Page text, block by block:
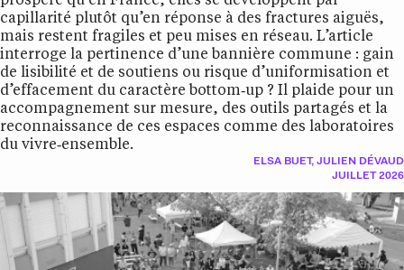
capillarité plutôt qu’en réponse à des fractures aiguës,
mais restent fragiles et peu mises en réseau. L’article
interroge la pertinence d’une bannière commune : gain
de lisibilité et de soutiens ou risque d’uniformisation et
d’effacement du caractère bottom‑up ? Il plaide pour un
accompagnement sur mesure, des outils partagés et la
reconnaissance de ces espaces comme des laboratoires
du vivre‑ensemble.
ELSA BUET, JULIEN DÉVAUD
JUILLET 2026